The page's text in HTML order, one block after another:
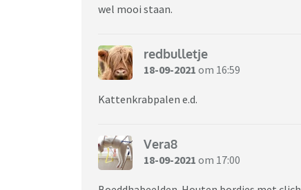
wel mooi staan.
redbulletje
18-09-2021 om 16:59
Kattenkrabpalen e.d.
Vera8
18-09-2021 om 17:00